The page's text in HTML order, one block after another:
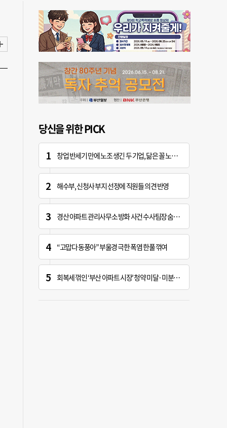
당신을 위한 PICK
창업 반세기 만에 노조 생긴 두 기업, 닮은 꼴 노사 갈등
해수부, 신청사 부지 선정에 직원들 의견 반영
경산 아파트 관리사무소 방화 사건 수사팀장 숨진 채 발견
“고맙다 동풍아” 부울경 극한 폭염 한풀 꺾여
회복세 꺾인 ‘부산 아파트 시장’ 청약 미달·미분양 심화